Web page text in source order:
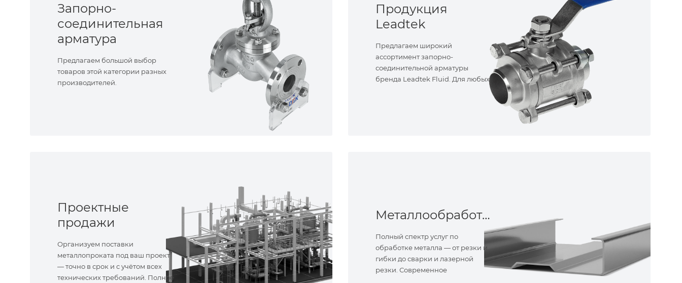
Запорно-
соединительная
арматура
Предлагаем большой выбор
товаров этой категории разных
производителей.
Продукция
Leadtek
Предлагаем широкий
ассортимент запорно-
соединительной арматуры
бренда Leadtek Fluid. Для любых
Проектные
продажи
Организуем поставки
металлопроката под ваш проект
— точно в срок и с учётом всех
технических требований. Полное
Металлообработка
Полный спектр услуг по
обработке металла — от резки и
гибки до сварки и лазерной
резки. Современное